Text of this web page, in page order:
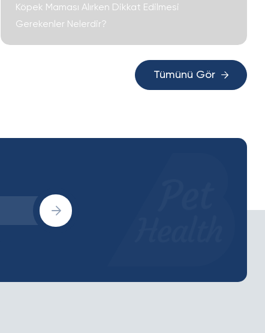
Köpek Maması Alırken Dikkat Edilmesi
Gerekenler Nelerdir?
Tümünü Gör